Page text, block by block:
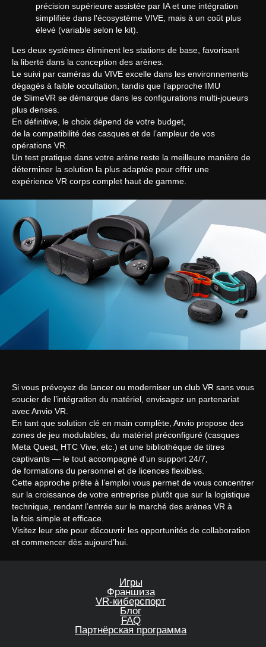
précision supérieure assistée par IA et une intégration
simplifiée dans l'écosystème VIVE, mais à un coût plus
élevé (variable selon le kit).
Les deux systèmes éliminent les stations de base, favorisant
la liberté dans la conception des arènes.
Le suivi par caméras du VIVE excelle dans les environnements
dégagés à faible occultation, tandis que l’approche IMU
de SlimeVR se démarque dans les configurations multi-joueurs
plus denses.
En définitive, le choix dépend de votre budget,
de la compatibilité des casques et de l’ampleur de vos
opérations VR.
Un test pratique dans votre arène reste la meilleure manière de
déterminer la solution la plus adaptée pour offrir une
expérience VR corps complet haut de gamme.
Si vous prévoyez de lancer ou moderniser un club VR sans vous
soucier de l’intégration du matériel, envisagez un partenariat
avec Anvio VR.
En tant que solution clé en main complète, Anvio propose des
zones de jeu modulables, du matériel préconfiguré (casques
Meta Quest, HTC Vive, etc.) et une bibliothèque de titres
captivants — le tout accompagné d’un support 24/7,
de formations du personnel et de licences flexibles.
Cette approche prête à l’emploi vous permet de vous concentrer
sur la croissance de votre entreprise plutôt que sur la logistique
technique, rendant l’entrée sur le marché des arènes VR à
la fois simple et efficace.
Visitez leur site pour découvrir les opportunités de collaboration
et commencer dès aujourd’hui.